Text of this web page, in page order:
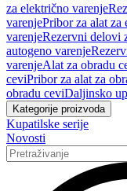
za električno varenje
varenjePribor za alat za
varenjeRezervni delovi
autogeno varenje
varenjeAlat za obradu
ceviPribor za alat za
obradu ceviDaljinsko
Kategorije proizvoda
Kupatilske serije
Novosti